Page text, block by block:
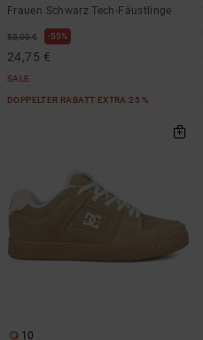
Frauen Schwarz Tech-Fäustlinge
55,00 € 55%
24,75 €
SALE
DOPPELTER RABATT EXTRA 25 %
10